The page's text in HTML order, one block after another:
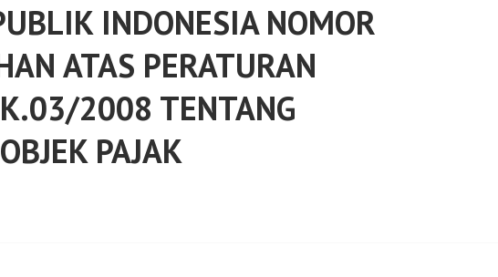
INDONESIA NOMOR
ATAS PERATURAN
2008 TENTANG
PAJAK